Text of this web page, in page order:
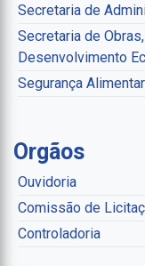
Secretaria de
Secretaria de
Desenvolvimento
Segurança
Orgãos
Ouvidoria
Comissão de
Controladoria